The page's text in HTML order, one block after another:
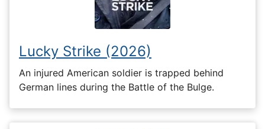
Lucky Strike (2026)
An injured American soldier is trapped behind
German lines during the Battle of the Bulge.